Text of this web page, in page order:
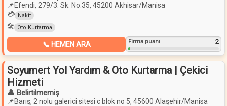
📌Efendi, 279/3. Sk. No:35, 45200 Akhisar/Manisa
💳 Nakit
🛠️ Oto Kurtarma
📞 HEMEN ARA Firma puanı 2
Soyumert Yol Yardım & Oto Kurtarma | Çekici
Hizmeti
👤 Belirtilmemiş
📌Barış, 2 nolu galerici sitesi c blok no 5, 45600 Alaşehir/Manisa